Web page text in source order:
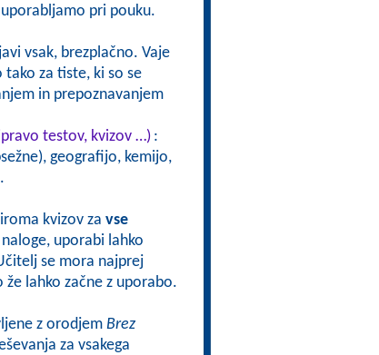
pri pouku.
vsak, brezplačno. Vaje
za tiste, ki so se
in prepoznavanjem
testov, kvizov …) :
geografijo, kemijo,
kvizov za vse
uporabi lahko
se mora najprej
lahko začne z uporabo.
z orodjem Brez
za vsakega